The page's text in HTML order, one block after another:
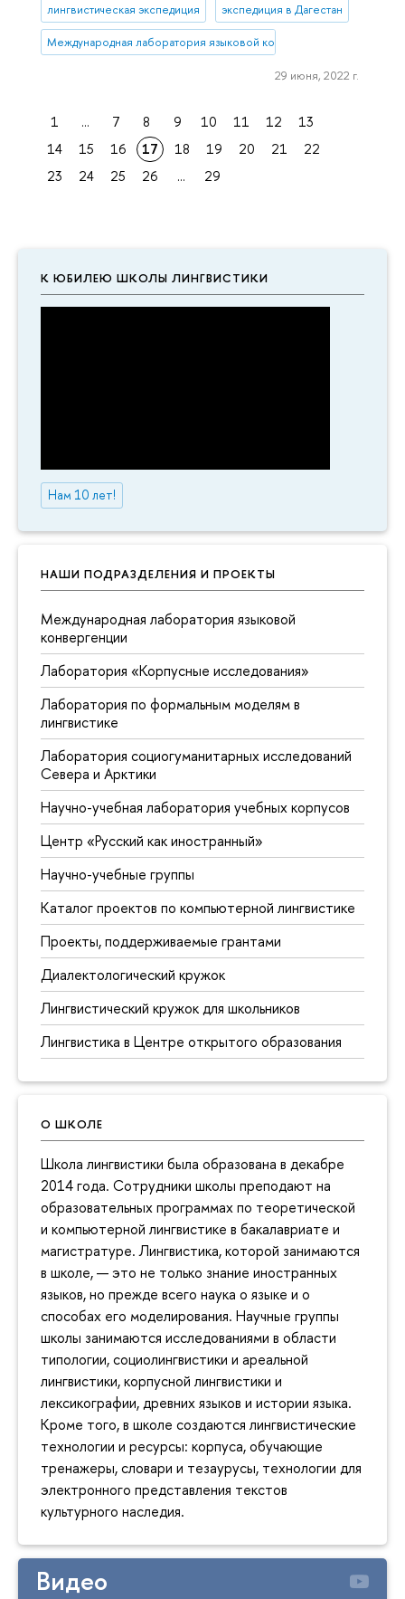
К ЮБИЛЕЮ ШКОЛЫ ЛИНГВИСТИКИ
Нам 10 лет!
НАШИ ПОДРАЗДЕЛЕНИЯ И ПРОЕКТЫ
Международная лаборатория языковой
конвергенции
Лаборатория «Корпусные исследования»
Лаборатория по формальным моделям в
лингвистике
Лаборатория социогуманитарных исследований
Севера и Арктики
Научно-учебная лаборатория учебных корпусов
Центр «Русский как иностранный»
Научно-учебные группы
Каталог проектов по компьютерной лингвистике
Проекты, поддерживаемые грантами
Диалектологический кружок
Лингвистический кружок для школьников
Лингвистика в Центре открытого образования
О ШКОЛЕ
Школа лингвистики была образована в декабре
2014 года. Сотрудники школы преподают на
образовательных программах по теоретической
и компьютерной лингвистике в бакалавриате и
магистратуре. Лингвистика, которой занимаются
в школе, — это не только знание иностранных
языков, но прежде всего наука о языке и о
способах его моделирования. Научные группы
школы занимаются исследованиями в области
типологии, социолингвистики и ареальной
лингвистики, корпусной лингвистики и
лексикографии, древних языков и истории языка.
Кроме того, в школе создаются лингвистические
технологии и ресурсы: корпуса, обучающие
тренажеры, словари и тезаурусы, технологии для
электронного представления текстов
культурного наследия.
Видео
лингвистическая экспедиция экспедиция в Дагестан
Международная лаборатория языковой конвергенции
29 июня, 2022 г.
1 ... 7 8 9 10 11 12
13
14
15 16 17 18 19 20 21
22
23
24 25 26 ... 29